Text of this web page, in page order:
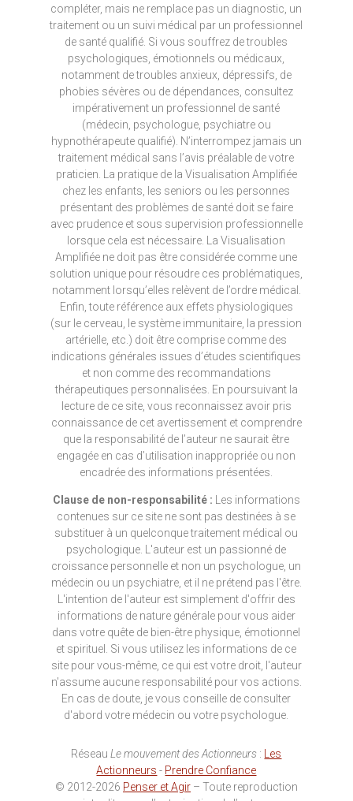
compléter, mais ne remplace pas un diagnostic, un
traitement ou un suivi médical par un professionnel
de santé qualifié. Si vous souffrez de troubles
psychologiques, émotionnels ou médicaux,
notamment de troubles anxieux, dépressifs, de
phobies sévères ou de dépendances, consultez
impérativement un professionnel de santé
(médecin, psychologue, psychiatre ou
hypnothérapeute qualifié). N’interrompez jamais un
traitement médical sans l’avis préalable de votre
praticien. La pratique de la Visualisation Amplifiée
chez les enfants, les seniors ou les personnes
présentant des problèmes de santé doit se faire
avec prudence et sous supervision professionnelle
lorsque cela est nécessaire. La Visualisation
Amplifiée ne doit pas être considérée comme une
solution unique pour résoudre ces problématiques,
notamment lorsqu’elles relèvent de l’ordre médical.
Enfin, toute référence aux effets physiologiques
(sur le cerveau, le système immunitaire, la pression
artérielle, etc.) doit être comprise comme des
indications générales issues d’études scientifiques
et non comme des recommandations
thérapeutiques personnalisées. En poursuivant la
lecture de ce site, vous reconnaissez avoir pris
connaissance de cet avertissement et comprendre
que la responsabilité de l’auteur ne saurait être
engagée en cas d’utilisation inappropriée ou non
encadrée des informations présentées.
Clause de non-responsabilité : Les informations
contenues sur ce site ne sont pas destinées à se
substituer à un quelconque traitement médical ou
psychologique. L'auteur est un passionné de
croissance personnelle et non un psychologue, un
médecin ou un psychiatre, et il ne prétend pas l'être.
L'intention de l'auteur est simplement d'offrir des
informations de nature générale pour vous aider
dans votre quête de bien-être physique, émotionnel
et spirituel. Si vous utilisez les informations de ce
site pour vous-même, ce qui est votre droit, l'auteur
n'assume aucune responsabilité pour vos actions.
En cas de doute, je vous conseille de consulter
d'abord votre médecin ou votre psychologue.
RéseauLe mouvement des Actionneurs :
Les
Actionneurs - Prendre Confiance
© 2012-2026 Penser et Agir– Toute reproduction